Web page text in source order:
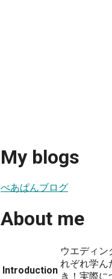
My blogs
べあぱんブログ
About me
Introduction
ウエディ
れぞれ学ん
き！実際